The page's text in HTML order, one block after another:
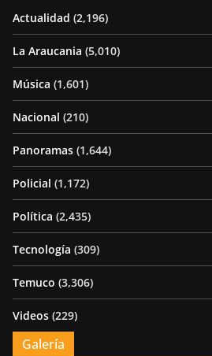
Actualidad (2,196)
La Araucania (5,010)
Música (1,601)
Nacional (210)
Panoramas (1,644)
Policial (1,172)
Política (2,435)
Tecnología (309)
Temuco (3,306)
Videos (229)
Galería